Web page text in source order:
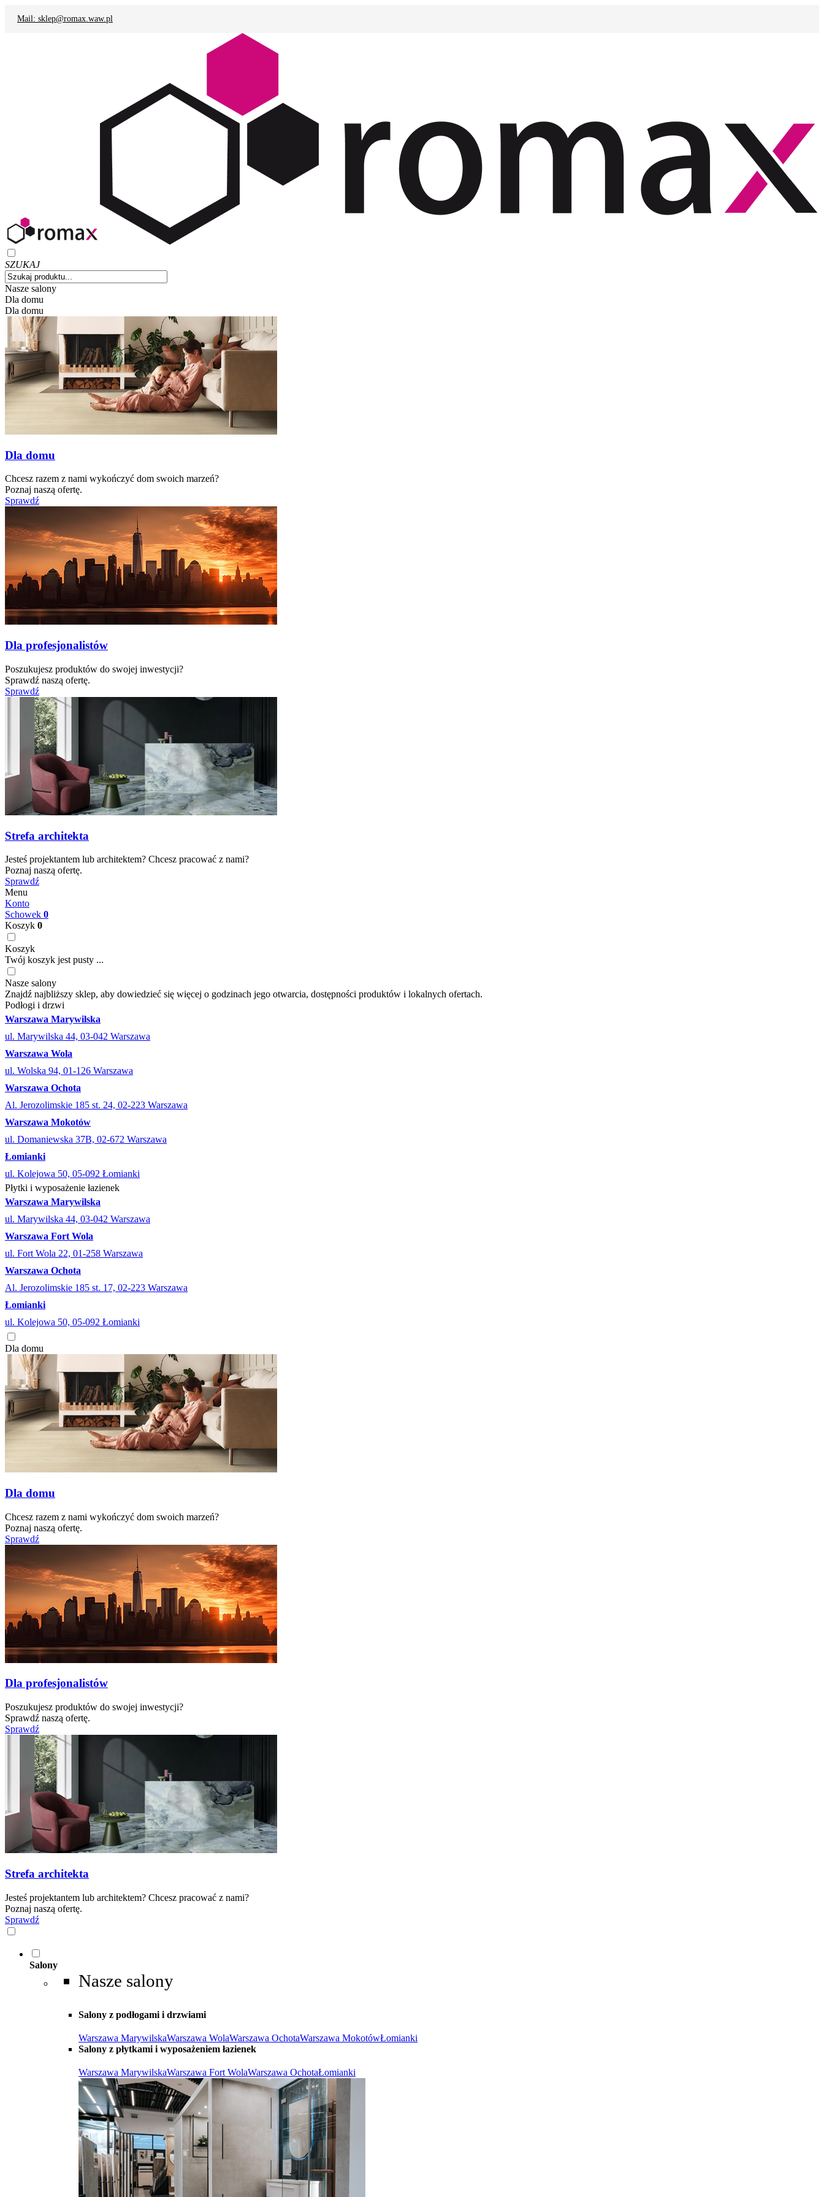
Mail: sklep@romax.waw.pl
SZUKAJ
Nasze salony
Dla domu
Dla domu
Dla domu
Chcesz razem z nami wykończyć dom swoich marzeń?
Poznaj naszą ofertę.
Sprawdź
Dla profesjonalistów
Poszukujesz produktów do swojej inwestycji?
Sprawdź naszą ofertę.
Sprawdź
Strefa architekta
Jesteś projektantem lub architektem? Chcesz pracować z nami?
Poznaj naszą ofertę.
Sprawdź
Menu
Konto
Schowek 0
Koszyk 0
Koszyk
Twój koszyk jest pusty ...
Nasze salony
Znajdź najbliższy sklep, aby dowiedzieć się więcej o godzinach jego otwarcia, dostępności produktów i lokalnych ofertach.
Podłogi i drzwi
Warszawa Marywilska
ul. Marywilska 44, 03-042 Warszawa
Warszawa Wola
ul. Wolska 94, 01-126 Warszawa
Warszawa Ochota
Al. Jerozolimskie 185 st. 24, 02-223 Warszawa
Warszawa Mokotów
ul. Domaniewska 37B, 02-672 Warszawa
Łomianki
ul. Kolejowa 50, 05-092 Łomianki
Płytki i wyposażenie łazienek
Warszawa Marywilska
ul. Marywilska 44, 03-042 Warszawa
Warszawa Fort Wola
ul. Fort Wola 22, 01-258 Warszawa
Warszawa Ochota
Al. Jerozolimskie 185 st. 17, 02-223 Warszawa
Łomianki
ul. Kolejowa 50, 05-092 Łomianki
Dla domu
Dla domu
Chcesz razem z nami wykończyć dom swoich marzeń?
Poznaj naszą ofertę.
Sprawdź
Dla profesjonalistów
Poszukujesz produktów do swojej inwestycji?
Sprawdź naszą ofertę.
Sprawdź
Strefa architekta
Jesteś projektantem lub architektem? Chcesz pracować z nami?
Poznaj naszą ofertę.
Sprawdź
Salony
Nasze salony
Salony z podłogami i drzwiami
Warszawa MarywilskaWarszawa WolaWarszawa OchotaWarszawa MokotówŁomianki
Salony z płytkami i wyposażeniem łazienek
Warszawa MarywilskaWarszawa Fort WolaWarszawa OchotaŁomianki